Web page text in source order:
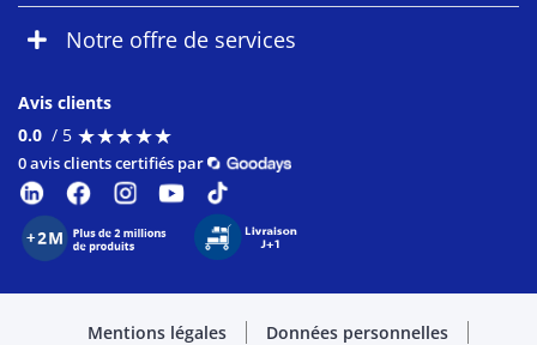
Notre offre de services
Avis clients
0.0 / 5 ★★★★★
★★★★★
0 avis clients certifiés par
Mentions légales
Données personnelles